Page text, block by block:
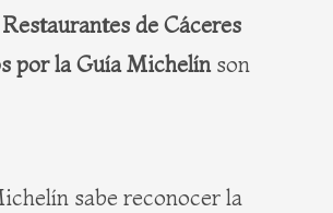
de Cáceres
por la Guía Michelín son
sabe reconocer la